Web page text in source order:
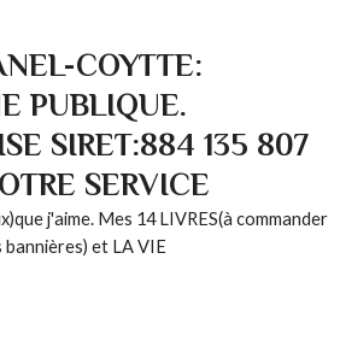
COYTTE:
PUBLIQUE.
SIRET:884 135 807
SERVICE
j'aime. Mes 14 LIVRES(à commander
bannières) et LA VIE